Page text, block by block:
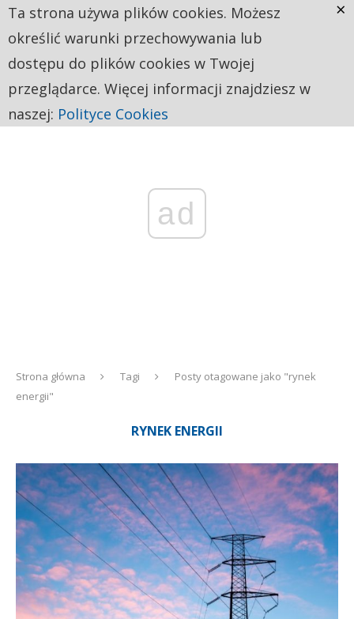
ad
Strona główna Tagi
Posty otagowane jako "rynek
energii"
RYNEK ENERGII
Ta strona używa plików cookies. Możesz
określić warunki przechowywania lub
dostępu do plików cookies w Twojej
przeglądarce. Więcej informacji znajdziesz w
naszej: Polityce Cookies
×